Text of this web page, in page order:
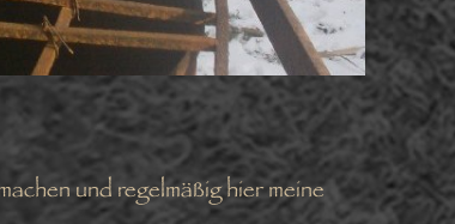
und regelmäßig hier meine